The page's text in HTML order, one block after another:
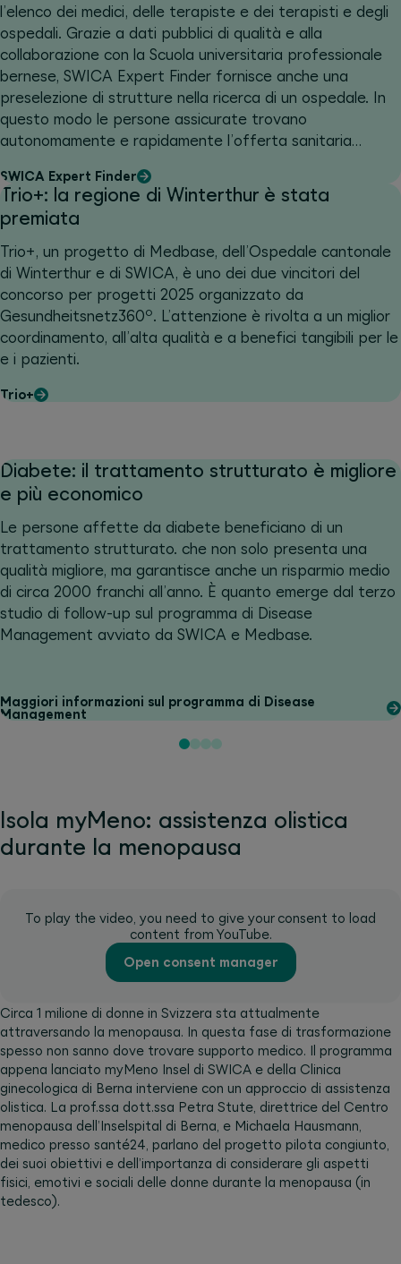
l’elenco dei medici, delle terapiste e dei terapisti e degli
ospedali. Grazie a dati pubblici di qualità e alla
collaborazione con la Scuola universitaria professionale
bernese, SWICA Expert Finder fornisce anche una
preselezione di strutture nella ricerca di un ospedale. In
questo modo le persone assicurate trovano
autonomamente e rapidamente l’offerta sanitaria
SWICA Expert Finder
Trio+: la regione di Winterthur è stata
premiata
Trio+, un progetto di Medbase, dell’Ospedale cantonale
di Winterthur e di SWICA, è uno dei due vincitori del
concorso per progetti 2025 organizzato da
Gesundheitsnetz360º. L’attenzione è rivolta a un miglior
coordinamento, all’alta qualità e a benefici tangibili per le
e i pazienti.
Trio+
Diabete: il trattamento strutturato è migliore
e più economico
Le persone affette da diabete beneficiano di un
trattamento strutturato. che non solo presenta una
qualità migliore, ma garantisce anche un risparmio medio
di circa 2000 franchi all’anno. È quanto emerge dal terzo
studio di follow-up sul programma di Disease
Management avviato da SWICA e Medbase.
Maggiori informazioni sul programma di Disease
Management
Isola myMeno: assistenza olistica
durante la menopausa
To play the video, you need to give your consent to load
content from YouTube.
Open consent manager
Circa 1 milione di donne in Svizzera sta attualmente
attraversando la menopausa. In questa fase di trasformazione
spesso non sanno dove trovare supporto medico. Il programma
appena lanciato myMeno Insel di SWICA e della Clinica
ginecologica di Berna interviene con un approccio di assistenza
olistica. La prof.ssa dott.ssa Petra Stute, direttrice del Centro
menopausa dell’Inselspital di Berna, e Michaela Hausmann,
medico presso santé24, parlano del progetto pilota congiunto,
dei suoi obiettivi e dell’importanza di considerare gli aspetti
fisici, emotivi e sociali delle donne durante la menopausa (in
tedesco).